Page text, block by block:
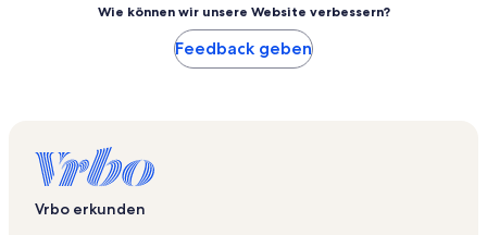
Wie können wir unsere Website verbessern?
Feedback geben
Vrbo erkunden